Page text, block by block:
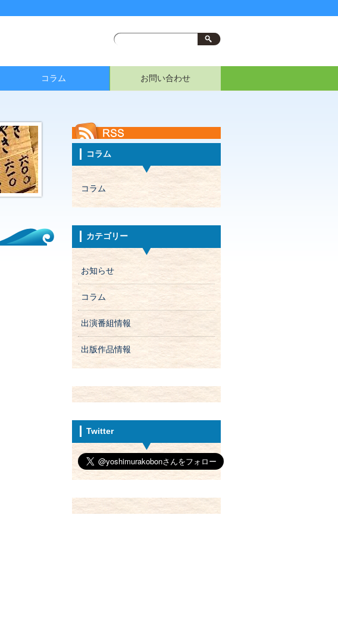
コラム お問い合わせ
コラム
コラム
カテゴリー
お知らせ
コラム
出演番組情報
出版作品情報
Twitter